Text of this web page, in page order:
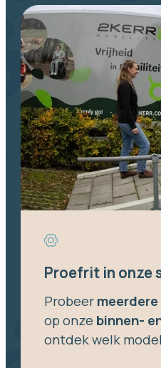
Proefrit in onze
Probeer
op onze binnen-
ontdek welk